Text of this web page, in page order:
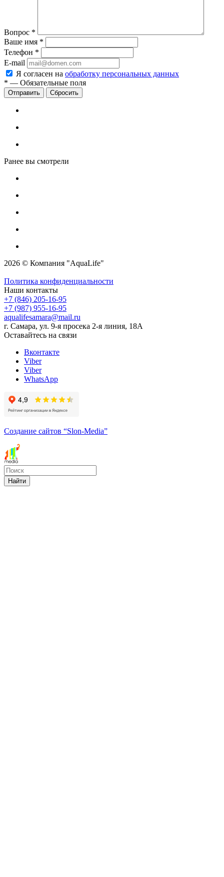
Вопрос *
Ваше имя *
Телефон *
E-mail
Я согласен на обработку персональных данных
* — Обязательные поля
Сбросить
Ранее вы смотрели
2026 © Компания "AquaLife"
Политика конфиденциальности
Наши контакты
+7 (846) 205-16-95
+7 (987) 955-16-95
aqualifesamara@mail.ru
г. Самара, ул. 9-я просека 2-я линия, 18А
Оставайтесь на связи
Вконтакте
Viber
Viber
WhatsApp
Создание сайтов “Slon-Media”
Найти